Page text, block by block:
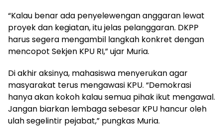
“Kalau benar ada penyelewengan anggaran lewat
proyek dan kegiatan, itu jelas pelanggaran. DKPP
harus segera mengambil langkah konkret dengan
mencopot Sekjen KPU RI,” ujar Muria.
Di akhir aksinya, mahasiswa menyerukan agar
masyarakat terus mengawasi KPU. “Demokrasi
hanya akan kokoh kalau semua pihak ikut mengawal.
Jangan biarkan lembaga sebesar KPU hancur oleh
ulah segelintir pejabat,” pungkas Muria.